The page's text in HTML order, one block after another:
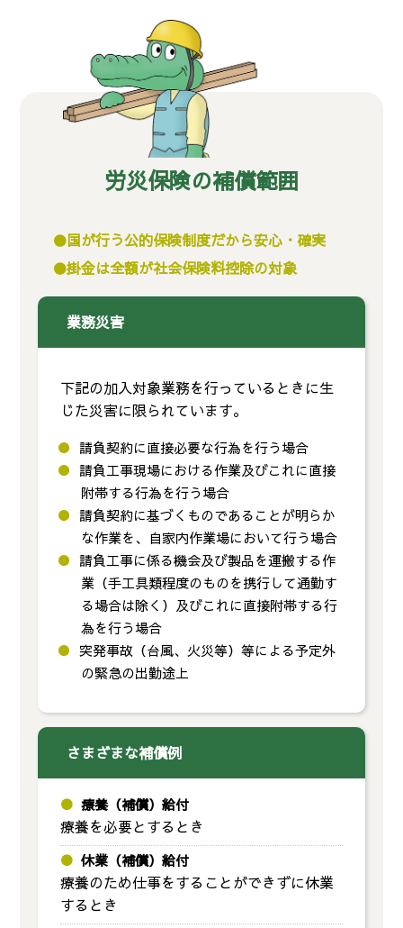
労災保険の補償範囲
国が行う公的保険制度だから安心・確実
掛金は全額が社会保険料控除の対象
業務災害
下記の加入対象業務を行っているときに生
じた災害に限られています。
請負契約に直接必要な行為を行う場合
請負工事現場における作業及びこれに直接
附帯する行為を行う場合
請負契約に基づくものであることが明らか
な作業を、自家内作業場において行う場合
請負工事に係る機会及び製品を運搬する作
業（手工具類程度のものを携行して通勤す
る場合は除く）及びこれに直接附帯する行
為を行う場合
突発事故（台風、火災等）等による予定外
の緊急の出勤途上
さまざまな補償例
療養（補償）給付
療養を必要とするとき
休業（補償）給付
療養のため仕事をすることができずに休業
するとき